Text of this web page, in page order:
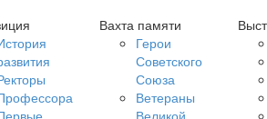
Вахта памяти
Герои
Советского
Союза
Ветераны
Великой